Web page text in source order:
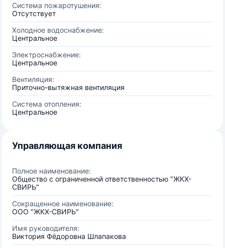
Система пожаротушения:
Отсутствует
Холодное водоснабжение:
Центральное
Электроснабжение:
Центральное
Вентиляция:
Приточно-вытяжная вентиляция
Система отопления:
Центральное
Управляющая компания
Полное наименование:
Общество с ограниченной ответственностью "ЖКХ-
СВИРЬ"
Сокращенное наименование:
ООО "ЖКХ-СВИРЬ"
Имя руководителя:
Виктория Фёдоровна Шлапакова